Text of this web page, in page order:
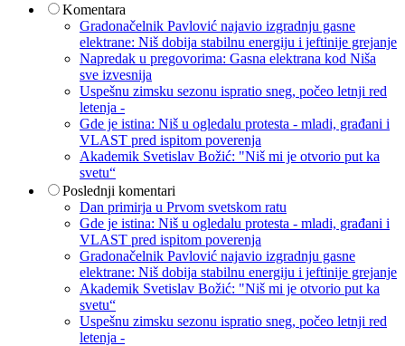
Komentara
Gradonačelnik Pavlović najavio izgradnju gasne
elektrane: Niš dobija stabilnu energiju i jeftinije grejanje
Napredak u pregovorima: Gasna elektrana kod Niša
sve izvesnija
Uspešnu zimsku sezonu ispratio sneg, počeo letnji red
letenja -
Gde je istina: Niš u ogledalu protesta - mladi, građani i
VLAST pred ispitom poverenja
Akademik Svetislav Božić: "Niš mi je otvorio put ka
svetu“
Poslednji komentari
Dan primirja u Prvom svetskom ratu
Gde je istina: Niš u ogledalu protesta - mladi, građani i
VLAST pred ispitom poverenja
Gradonačelnik Pavlović najavio izgradnju gasne
elektrane: Niš dobija stabilnu energiju i jeftinije grejanje
Akademik Svetislav Božić: "Niš mi je otvorio put ka
svetu“
Uspešnu zimsku sezonu ispratio sneg, počeo letnji red
letenja -